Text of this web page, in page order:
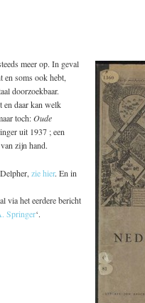
meer op. In geval
en soms ook hebt,
doorzoekbaar.
en daar kan welk
toch:Oude
uit 1937 ; een
zijn hand.
zie hier. En in
via het eerdere bericht
Springer‘.